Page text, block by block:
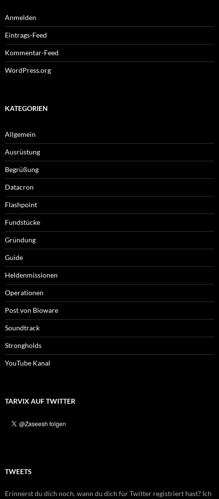
Anmelden
Eintrags-Feed
Kommentar-Feed
WordPress.org
KATEGORIEN
Allgemein
Ausrüstung
Begrüßung
Datacron
Flashpoint
Fundstücke
Gründung
Guide
Heldenmissionen
Operationen
Post von Bioware
Soundtrack
Strongholds
YouTube Kanal
TARVIX AUF TWITTER
TWEETS
Erinnerst du dich noch, wann du dich für Twitter registriert hast? Ich
Erinnerst du dich noch, wann du dich für Twitter registriert hast? Ich